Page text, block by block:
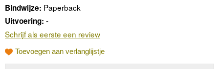
Bindwijze: Paperback
Uitvoering: -
Schrijf als eerste een review
Toevoegen aan verlanglijstje